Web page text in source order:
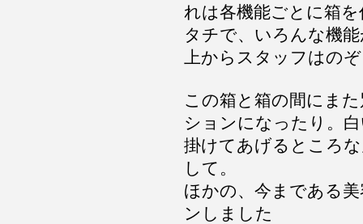
れは各機能ごとに箱
タチで、いろんな機
上からスタッフはの
この箱と箱の間にま
ションになったり。
掛けてあげるところ
して。
ほかの、今まである
ンしました